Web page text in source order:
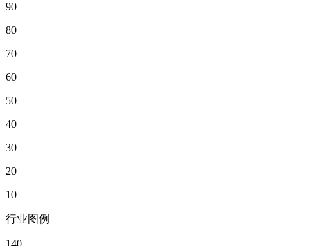
90
80
70
60
50
40
30
20
10
行业图例
140